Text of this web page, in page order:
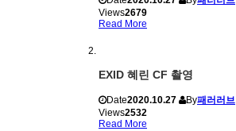
Views2679
Read More
EXID 혜린 CF 촬영
Date2020.10.27 By패러러브
Views2532
Read More